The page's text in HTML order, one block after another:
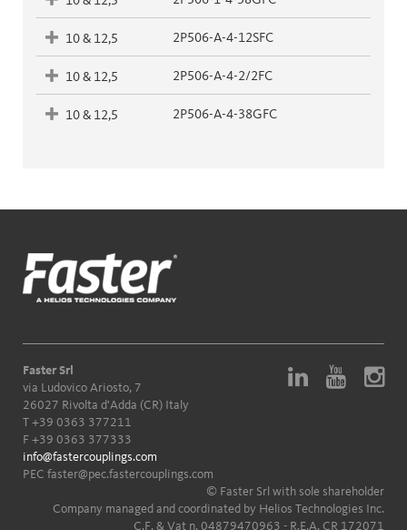
10 & 12,5 2P506-A-4-12SFC
10 & 12,5 2P506-A-4-2/2FC
10 & 12,5 2P506-A-4-38GFC
Faster Srl
via Ludovico Ariosto, 7
26027 Rivolta d'Adda (CR) Italy
T +39 0363 377211
F +39 0363 377333
info@fastercouplings.com
PEC faster@pec.fastercouplings.com
© Faster Srl with sole shareholder
Company managed and coordinated by Helios Technologies Inc.
C.F. & Vat n. 04879470963 - R.E.A. CR 172071